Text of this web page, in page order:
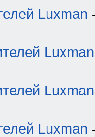
Luxman
Luxman
Luxman
Luxman